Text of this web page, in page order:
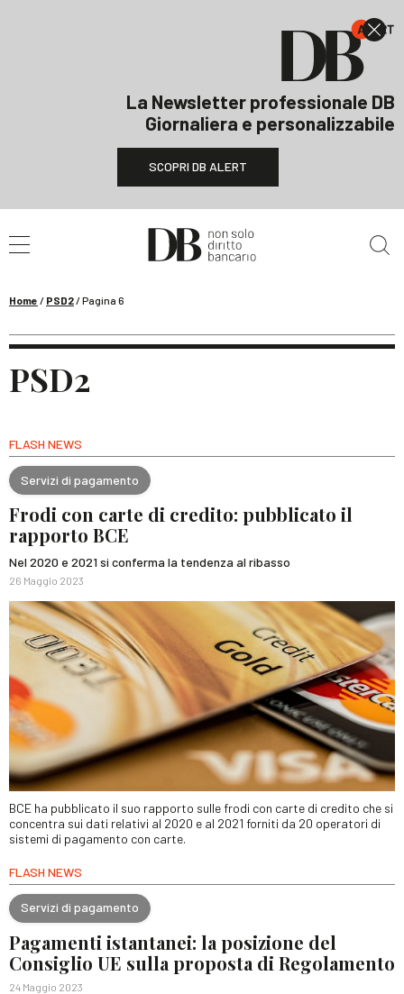
La Newsletter professionale DB
Giornaliera e personalizzabile
SCOPRI DB ALERT
Home / PSD2/Pagina 6
PSD2
FLASH NEWS
Servizi di pagamento
Frodi con carte di credito: pubblicato il
rapporto BCE
Nel 2020 e 2021 si conferma la tendenza al ribasso
26 Maggio 2023
BCE ha pubblicato il suo rapporto sulle frodi con carte di credito che si
concentra sui dati relativi al 2020 e al 2021 forniti da 20 operatori di
sistemi di pagamento con carte.
FLASH NEWS
Servizi di pagamento
Pagamenti istantanei: la posizione del
Consiglio UE sulla proposta di Regolamento
24 Maggio 2023